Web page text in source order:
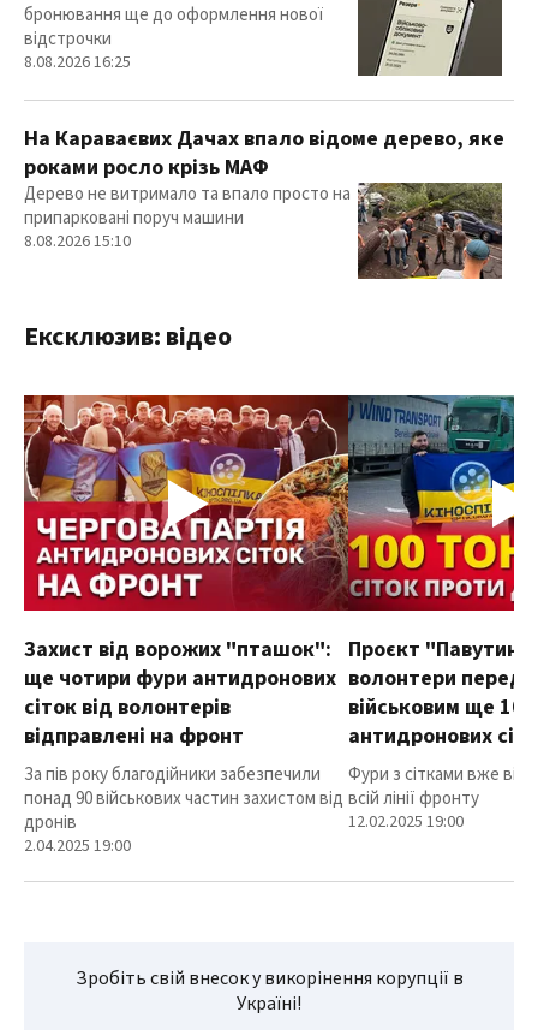
бронювання ще до оформлення нової
відстрочки
8.08.2026 16:25
На Караваєвих Дачах впало відоме дерево, яке
роками росло крізь МАФ
Дерево не витримало та впало просто на
припарковані поруч машини
8.08.2026 15:10
Ексклюзив: відео
Захист від ворожих "пташок":
ще чотири фури антидронових
сіток від волонтерів
відправлені на фронт
За пів року благодійники забезпечили
понад 90 військових частин захистом від
дронів
2.04.2025 19:00
Проєкт
волонтери
військовим ще
антидронових
Фури з сітками вже
всій лінії фронту
12.02.2025 19:00
Зробіть свій внесок у викорінення корупції в
Україні!